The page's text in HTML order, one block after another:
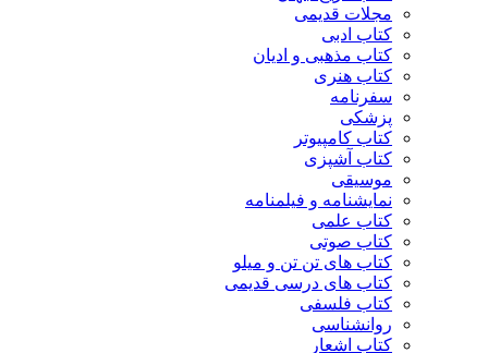
مجلات قدیمی
کتاب ادبی
کتاب مذهبی و ادیان
کتاب هنری
سفرنامه
پزشکی
کتاب کامپیوتر
کتاب آشپزی
موسیقی
نمایشنامه و فیلمنامه
کتاب علمی
کتاب صوتی
کتاب های تن تن و میلو
کتاب های درسی قدیمی
کتاب فلسفی
روانشناسی
کتاب اشعار